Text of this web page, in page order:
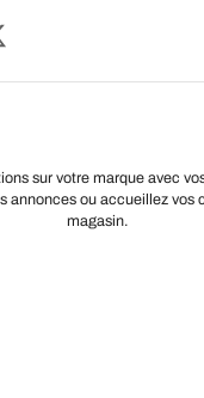
sur votre marque avec
annonces ou accueillez vos
magasin.